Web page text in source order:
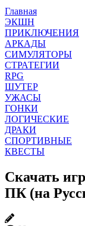
Главная
ЭКШН
ПРИКЛЮЧЕНИЯ
АРКАДЫ
СИМУЛЯТОРЫ
СТРАТЕГИИ
RPG
ШУТЕР
УЖАСЫ
ГОНКИ
ЛОГИЧЕСКИЕ
ДРАКИ
СПОРТИВНЫЕ
КВЕСТЫ
Скачать
ПК (на